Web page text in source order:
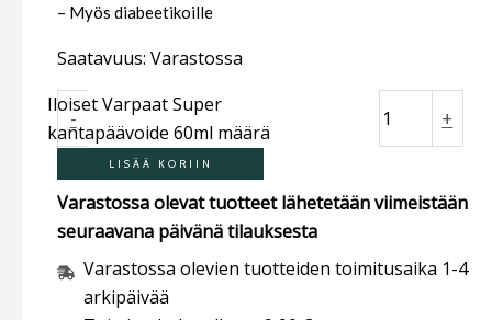
– Myös diabeetikoille
Saatavuus: Varastossa
-
Iloiset Varpaat Super
kantapäävoide 60ml määrä
+
LISÄÄ KORIIN
Varastossa olevat tuotteet lähetetään viimeistään
seuraavana päivänä tilauksesta
Varastossa olevien tuotteiden toimitusaika 1-4
arkipäivää